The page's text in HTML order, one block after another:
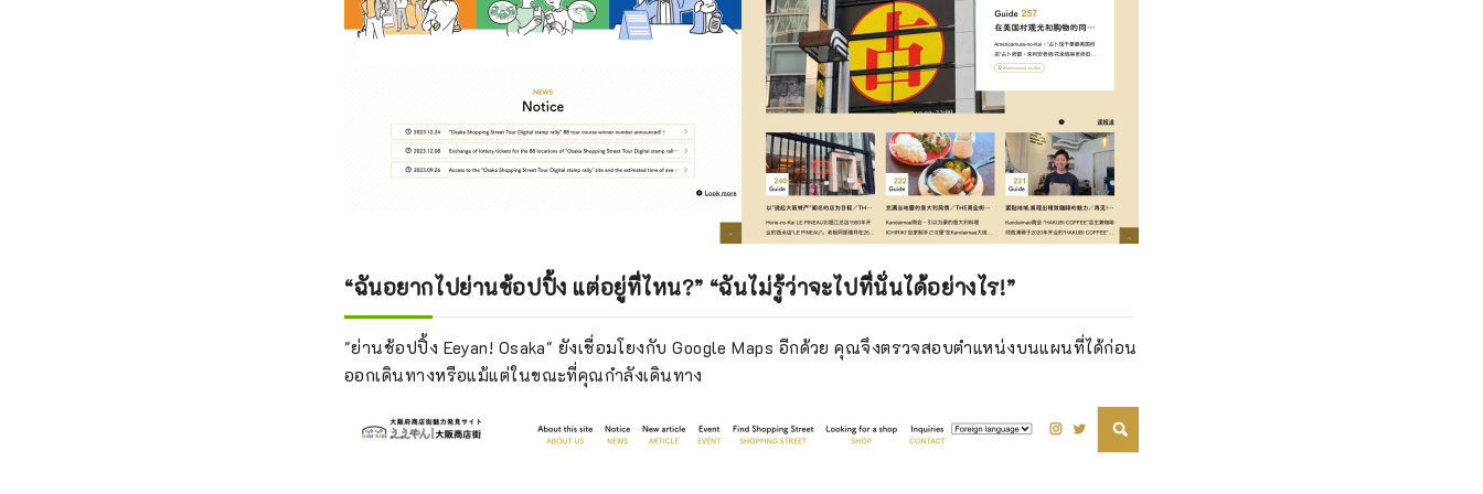
“ฉันอยากไปย่านช้อปปิ้ง แต่อยู่ที่ไหน?” “ฉันไม่รู้ว่าจะไปที่นั่นได้อย่างไร!”
"ย่านช้อปปิ้ง Eeyan! Osaka" ยังเชื่อมโยงกับ Google Maps อีกด้วย คุณจึงตรวจสอบตำแหน่งบนแผนที่ได้ก่อน
ออกเดินทางหรือแม้แต่ในขณะที่คุณกำลังเดินทาง